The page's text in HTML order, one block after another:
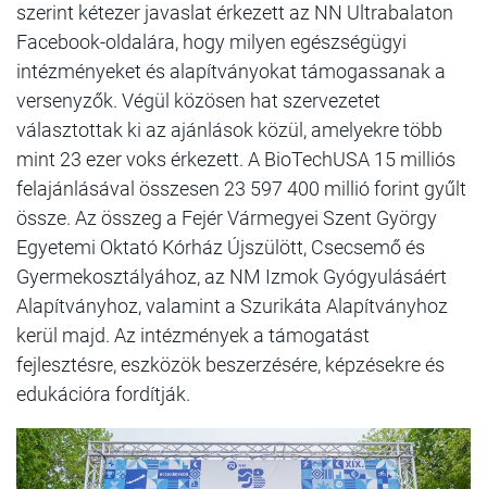
szerint kétezer javaslat érkezett az NN Ultrabalaton
Facebook-oldalára, hogy milyen egészségügyi
intézményeket és alapítványokat támogassanak a
versenyzők. Végül közösen hat szervezetet
választottak ki az ajánlások közül, amelyekre több
mint 23 ezer voks érkezett. A BioTechUSA 15 milliós
felajánlásával összesen 23 597 400 millió forint gyűlt
össze. Az összeg a Fejér Vármegyei Szent György
Egyetemi Oktató Kórház Újszülött, Csecsemő és
Gyermekosztályához, az NM Izmok Gyógyulásáért
Alapítványhoz, valamint a Szurikáta Alapítványhoz
kerül majd. Az intézmények a támogatást
fejlesztésre, eszközök beszerzésére, képzésekre és
edukációra fordítják.